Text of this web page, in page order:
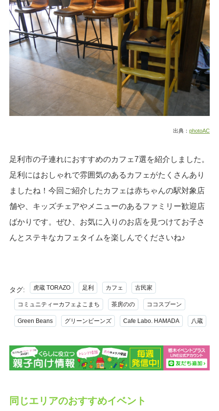
出典：photoAC
足利市の子連れにおすすめのカフェ7選を紹介しました。
足利にはおしゃれで雰囲気のあるカフェがたくさんあり
ましたね！今回ご紹介したカフェは赤ちゃんの駅対象店
舗や、キッズチェアやメニューのあるファミリー歓迎店
ばかりです。ぜひ、お気に入りのお店を見つけてお子さ
んとステキなカフェタイムを楽しんでくださいね♪
タグ: 虎蔵 TORAZO 足利 カフェ 古民家
コミュニティーカフェよこまち 茶房のの ココスプーン
Green Beans グリーンビーンズ Cafe Labo. HAMADA 八蔵
同じエリアのおすすめイベント